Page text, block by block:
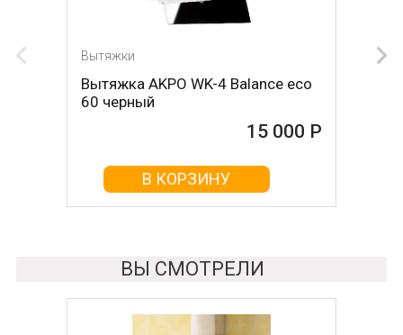
Вытяжки
Вытяжка AKPO WK-4 Balance eco
60 черный
15 000 Р
В КОРЗИНУ
ВЫ СМОТРЕЛИ